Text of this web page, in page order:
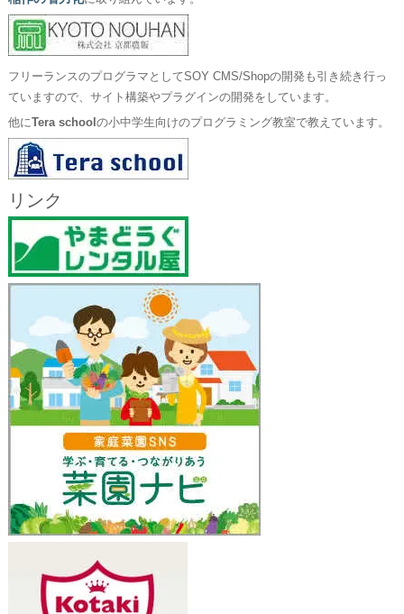
フリーランスのプログラマとしてSOY CMS/Shopの開発も引き続き行っ
ていますので、サイト構築やプラグインの開発をしています。
他にTera school の小中学生向けのプログラミング教室で教えています。
リンク